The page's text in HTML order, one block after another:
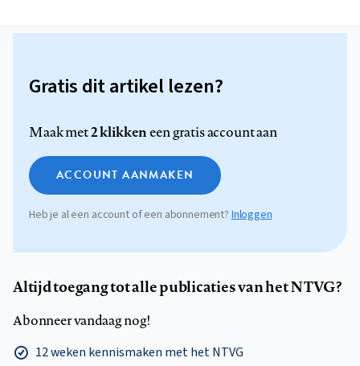
Gratis dit artikel lezen?
Maak met2 klikkeneen gratis account aan
ACCOUNT AANMAKEN
Heb je al een account of een abonnement? Inloggen
Altijd toegang tot alle publicaties van het NTVG?
Abonneer vandaag nog!
12 weken kennismaken met het NTVG